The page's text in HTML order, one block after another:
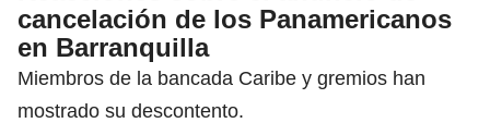
cancelación de los Panamericanos
en Barranquilla
Miembros de la bancada Caribe y gremios han
mostrado su descontento.